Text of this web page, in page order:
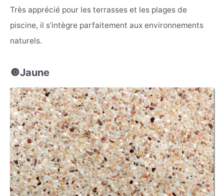
Très apprécié pour les terrasses et les plages de
piscine, il s’intègre parfaitement aux environnements
naturels.
🔘Jaune